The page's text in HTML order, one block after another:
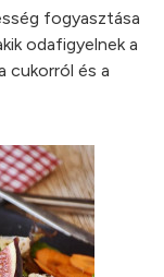
fogyasztása
odafigyelnek a
cukorról és a